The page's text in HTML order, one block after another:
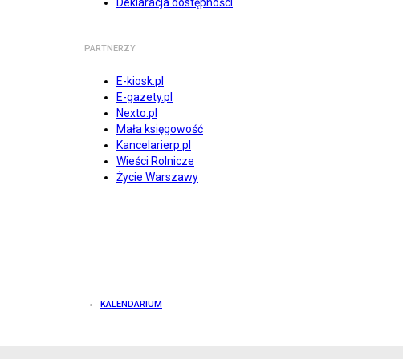
PARTNERZY
E-kiosk.pl
E-gazety.pl
Nexto.pl
Mała księgowość
Kancelarierp.pl
Wieści Rolnicze
Życie Warszawy
KALENDARIUM